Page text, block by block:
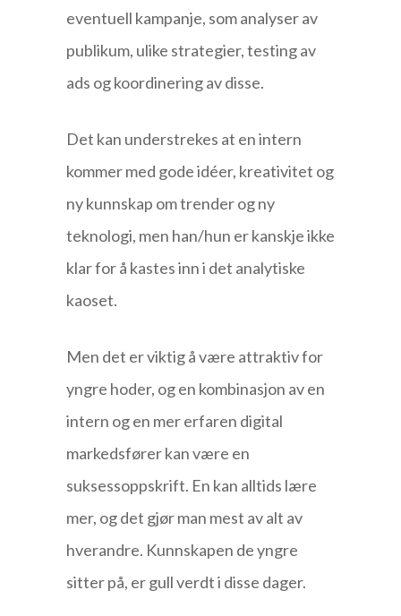
eventuell kampanje, som analyser av
publikum, ulike strategier, testing av
ads og koordinering av disse.
Det kan understrekes at en intern
kommer med gode idéer, kreativitet og
ny kunnskap om trender og ny
teknologi, men han/hun er kanskje ikke
klar for å kastes inn i det analytiske
kaoset.
Men det er viktig å være attraktiv for
yngre hoder, og en kombinasjon av en
intern og en mer erfaren digital
markedsfører kan være en
suksessoppskrift. En kan alltids lære
mer, og det gjør man mest av alt av
hverandre. Kunnskapen de yngre
sitter på, er gull verdt i disse dager.